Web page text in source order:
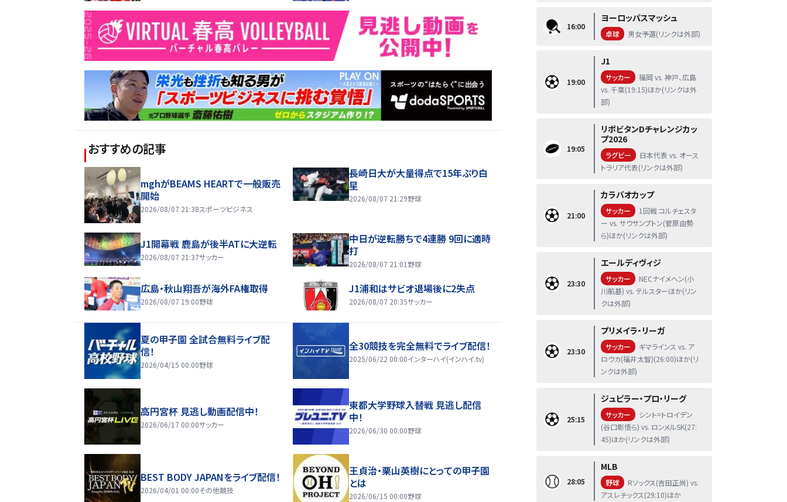
おすすめの記事
mghがBEAMS HEARTで一般販売
開始
2026/08/07 21:38スポーツビジネス
長崎日大が大量得点で15年ぶり白
星
2026/08/07 21:29野球
J1開幕戦 鹿島が後半ATに大逆転
2026/08/07 21:37サッカー
中日が逆転勝ちで4連勝 9回に適時
打
2026/08/07 21:01 野球
広島・秋山翔吾が海外FA権取得
2026/08/07 19:00野球
J1浦和はサビオ退場後に2失点
2026/08/07 20:35サッカー
夏の甲子園 全試合無料ライブ配
信！
2026/04/15 00:00野球
全30競技を完全無料でライブ配信！
2025/06/22 00:00インターハイ(インハイ.tv)
高円宮杯 見逃し動画配信中！
2026/06/17 00:00サッカー
東都大学野球入替戦 見逃し配信
中！
2026/06/30 00:00野球
BEST BODY JAPANをライブ配信！
2026/04/01 00:00その他競技
王貞治・栗山英樹にとっての甲子園
とは
2026/06/15 00:00野球
16:00
ヨーロッパスマッシュ
卓球 男女予選(リンクは外部)
19:00
J1
サッカー
福岡 vs. 神戸、広島
vs. 千葉(19:15)ほか(リンクは外
部)
19:05
リポビタンDチャレンジカッ
プ2026
ラグビー
日本代表 vs. オース
トラリア代表(リンクは外部)
21:00
カラバオカップ
サッカー
1回戦 コルチェスタ
ー vs. サウサンプトン(菅原由勢
ら)ほか(リンクは外部)
23:30
エールディヴィジ
サッカー
NECナイメヘン(小
川航基) vs. テルスターほか(リン
クは外部)
23:30
プリメイラ・リーガ
サッカー
ギマラインス vs. ア
ロウカ(福井太智)(26:00)ほか(リ
ンクは外部)
25:15
ジュピラー・プロ・リーグ
サッカー
シント=トロイデン
(谷口彰悟ら) vs. ロンメルSK(27:
45)ほか(リンクは外部)
28:05
MLB
野球
Rソックス(吉田正尚) vs.
アスレチックス(29:10)ほか